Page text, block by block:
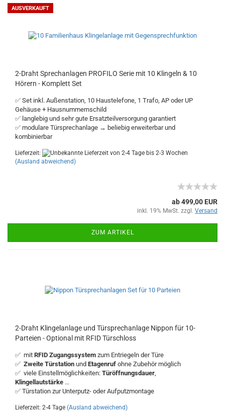
AUSVERKAUFT
2-Draht Sprechanlagen PROFILO Serie mit 10 Klingeln & 10
Hörern - Komplett Set
✅ Set inkl. Außenstation, 10 Haustelefone, 1 Trafo, AP oder UP
Gehäuse + Hausnummernschild
✅ langlebig und sehr gute Ersatzteilversorgung garantiert
✅ modulare Türsprechanlage → beliebig erweiterbar und
kombinierbar
Lieferzeit:
von 2-4 Tage bis 2-3 Wochen
(Ausland abweichend)
ab 499,00 EUR
inkl. 19% MwSt. zzgl. Versand
ZUM ARTIKEL
2-Draht Klingelanlage und Türsprechanlage Nippon für 10-
Parteien - Optional mit RFID Türschloss
✅ mit RFID Zugangssystem zum Entriegeln der Türe
✅ Zweite Türstation und Etagenruf ohne Zubehör möglich
✅ viele Einstellmöglichkeiten: Türöffnungsdauer,
Klingellautstärke ...
✅ Türstation zur Unterputz- oder Aufputzmontage
Lieferzeit: 2-4 Tage (Ausland abweichend)